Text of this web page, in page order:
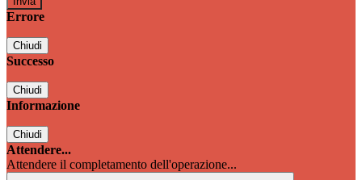
Errore
Chiudi
Successo
Chiudi
Informazione
Chiudi
Attendere...
Attendere il completamento dell'operazione...